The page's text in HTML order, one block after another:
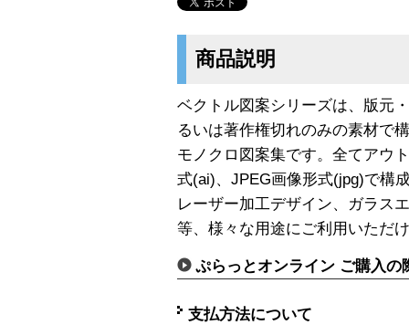
商品説明
ベクトル図案シリーズは、版元
るいは著作権切れのみの素材で
モノクロ図案集です。全てアウ
式(ai)、JPEG画像形式(jpg)で構
レーザー加工デザイン、ガラス
等、様々な用途にご利用いただ
ぷらっとオンライン ご購入の
支払方法について